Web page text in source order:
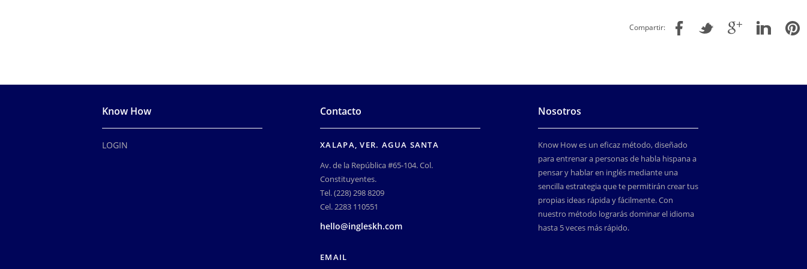
Compartir:
Know How
LOGIN
Contacto
XALAPA, VER. AGUA SANTA
Av. de la República #65-104. Col.
Constituyentes.
Tel. (228) 298 8209
Cel. 2283 110551
hello@ingleskh.com
EMAIL
Nosotros
Know How es un eficaz método, diseñado
para entrenar a personas de habla hispana a
pensar y hablar en inglés mediante una
sencilla estrategia que te permitirán crear tus
propias ideas rápida y fácilmente. Con
nuestro método lograrás dominar el idioma
hasta 5 veces más rápido.